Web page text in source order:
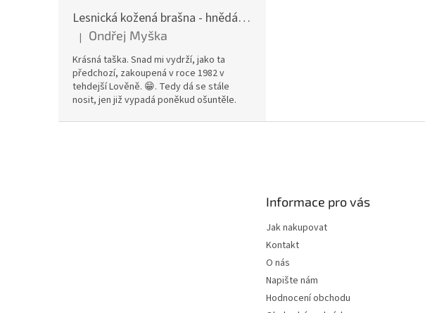
Lesnická kožená brašna - hnědá hovězina
Hodnocení produktu je 5 z 5 hvězdiček.
| Ondřej Myška
Krásná taška. Snad mi vydrží, jako ta
předchozí, zakoupená v roce 1982 v
tehdejší Lověně. 😁. Tedy dá se stále
nosit, jen již vypadá poněkud ošuntěle.
Informace pro vás
Jak nakupovat
Kontakt
O nás
Napište nám
Hodnocení obchodu